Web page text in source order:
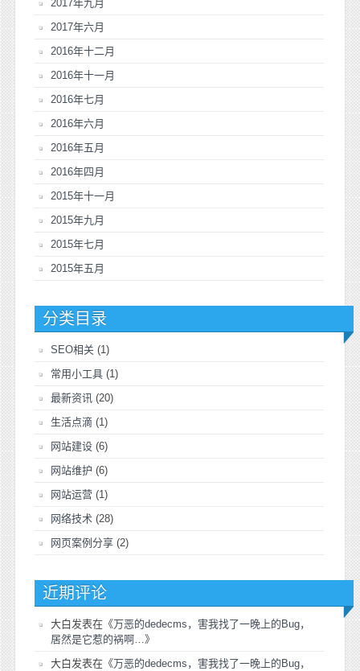
2017年九月
2017年六月
2016年十二月
2016年十一月
2016年七月
2016年六月
2016年五月
2016年四月
2015年十一月
2015年九月
2015年七月
2015年五月
分类目录
SEO相关 (1)
常用小工具 (1)
最新资讯 (20)
生活点滴 (1)
网站建设 (6)
网站维护 (6)
网站运营 (1)
网络技术 (28)
网页案例分享 (2)
近期评论
大白发表在《万恶的dedecms，害我找了一晚上的Bug，
居然是它惹的祸啊… 》
大白发表在《万恶的dedecms，害我找了一晚上的Bug，